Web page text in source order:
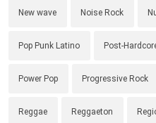
New wave Noise Rock
Pop Punk Latino Post-
Power Pop Progressive Rock
Reggae Reggaeton